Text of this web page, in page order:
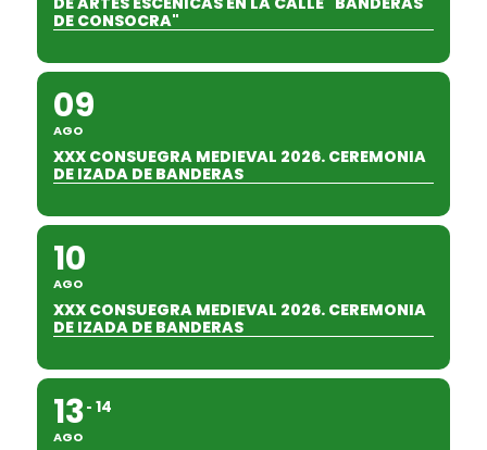
DE CONSOCRA"
09
AGO
XXX CONSUEGRA MEDIEVAL 2026. CEREMONIA
DE IZADA DE BANDERAS
10
AGO
XXX CONSUEGRA MEDIEVAL 2026. CEREMONIA
DE IZADA DE BANDERAS
13
AGO
14